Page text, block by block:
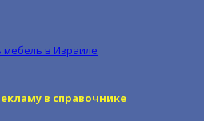
в справочнике